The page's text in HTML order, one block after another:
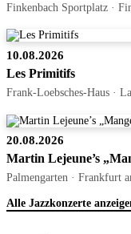
Finkenbach Sportplatz ·
10.08.2026
Les Primitifs
Frank-Loebsches-Haus ·
20.08.2026
Martin Lejeune’s
Palmengarten · Frankfurt
Alle Jazzkonzerte